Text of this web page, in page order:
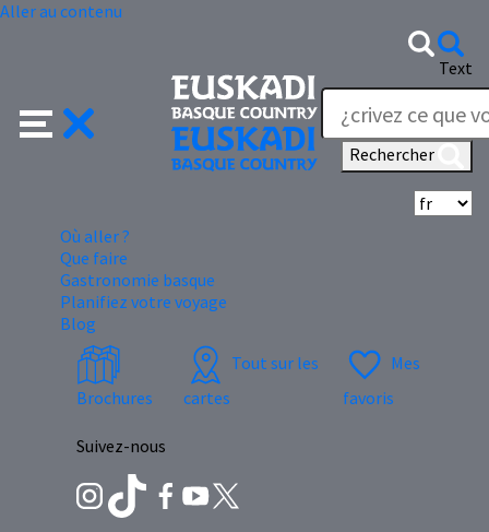
Aller au contenu
Text
Rechercher
Où aller ?
Que faire
Gastronomie basque
Planifiez votre voyage
Blog
Brochures
Tout sur les
cartes
Mes
favoris
Suivez-nous